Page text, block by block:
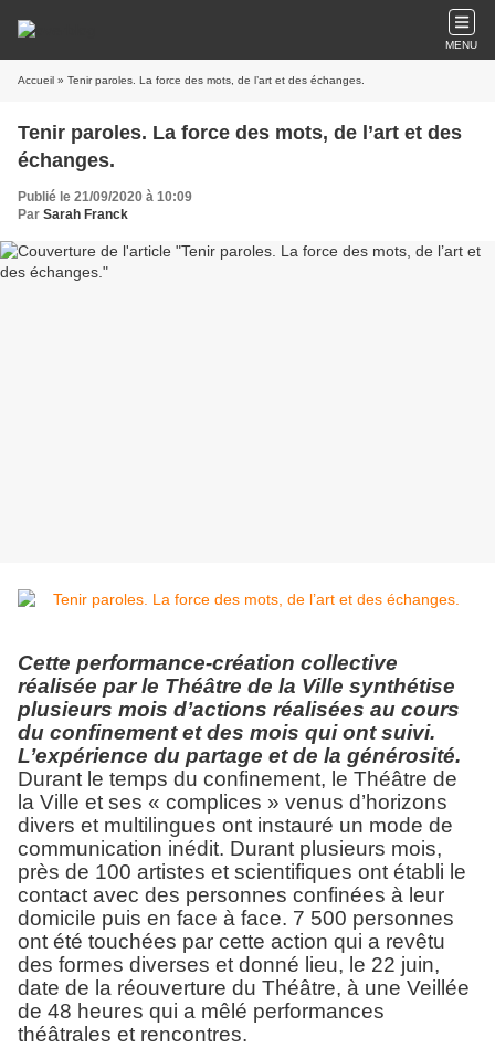
MENU
Accueil » Tenir paroles. La force des mots, de l’art et des échanges.
Tenir paroles. La force des mots, de l’art et des
échanges.
Publié le 21/09/2020 à 10:09
Par Sarah Franck
Cette performance-création collective
réalisée par le Théâtre de la Ville synthétise
plusieurs mois d’actions réalisées au cours
du confinement et des mois qui ont suivi.
L’expérience du partage et de la générosité.
Durant le temps du confinement, le Théâtre de
la Ville et ses « complices » venus d’horizons
divers et multilingues ont instauré un mode de
communication inédit. Durant plusieurs mois,
près de 100 artistes et scientifiques ont établi le
contact avec des personnes confinées à leur
domicile puis en face à face. 7 500 personnes
ont été touchées par cette action qui a revêtu
des formes diverses et donné lieu, le 22 juin,
date de la réouverture du Théâtre, à une Veillée
de 48 heures qui a mêlé performances
théâtrales et rencontres.